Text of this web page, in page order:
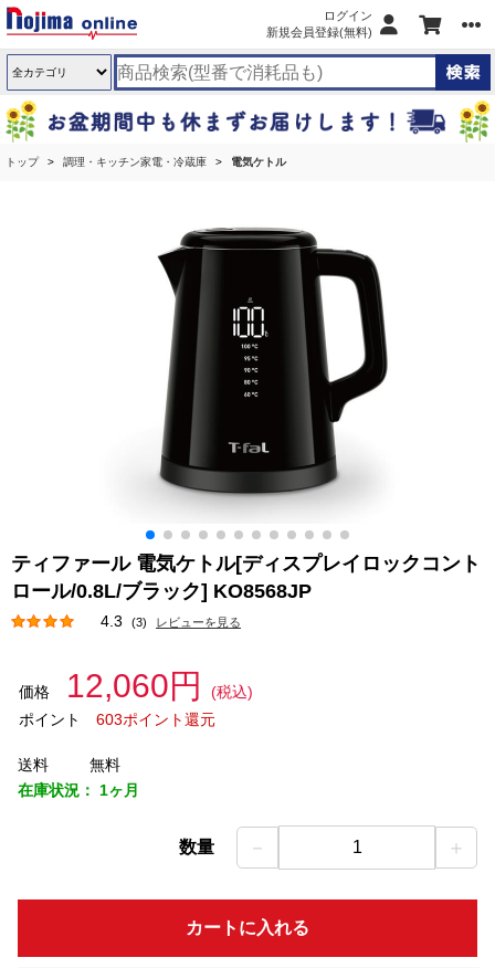
ログイン
新規会員登録(無料)
トップ 調理・キッチン家電・冷蔵庫 電気ケトル
ティファール 電気ケトル[ディスプレイロックコント
ロール/0.8L/ブラック] KO8568JP
4.3 (3) レビューを見る
価格 12,060円
(税込)
ポイント
603ポイント還元
送料
無料
在庫状況： 1ヶ月
数量 － 1 ＋
カートに入れる